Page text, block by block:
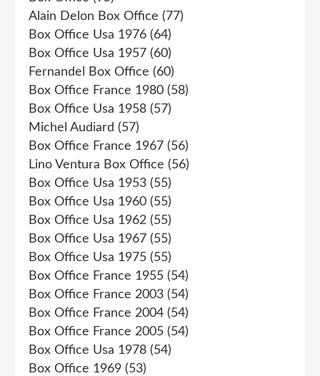
Alain Delon Box Office (77)
Box Office Usa 1976 (64)
Box Office Usa 1957 (60)
Fernandel Box Office (60)
Box Office France 1980 (58)
Box Office Usa 1958 (57)
Michel Audiard (57)
Box Office France 1967 (56)
Lino Ventura Box Office (56)
Box Office Usa 1953 (55)
Box Office Usa 1960 (55)
Box Office Usa 1962 (55)
Box Office Usa 1967 (55)
Box Office Usa 1975 (55)
Box Office France 1955 (54)
Box Office France 2003 (54)
Box Office France 2004 (54)
Box Office France 2005 (54)
Box Office Usa 1978 (54)
Box Office 1969 (53)